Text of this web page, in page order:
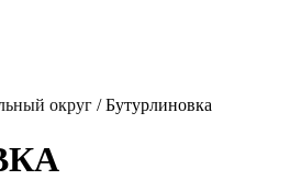
округ / Бутурлиновка